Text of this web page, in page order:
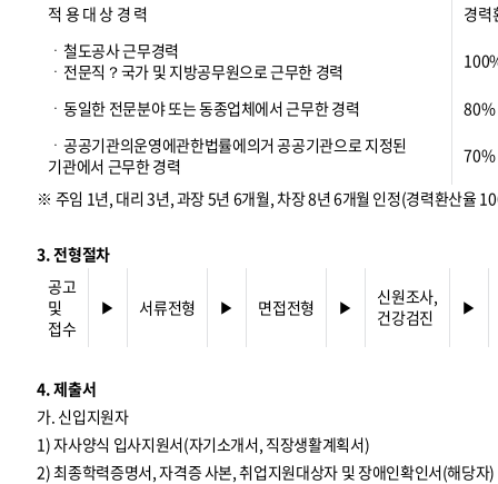
적 용 대 상 경 력
경력
ㆍ철도공사 근무경력
ㆍ전문직？국가 및 지방공무원으로 근무한 경력
ㆍ동일한 전문분야 또는 동종업체에서 근무한 경력
80%
ㆍ공공기관의운영에관한법률에의거 공공기관으로 지정된
기관에서 근무한 경력
70%
※ 주임 1년, 대리 3년, 과장 5년 6개월, 차장 8년 6개월 인정(경력환산율
3. 전형절차
공고
및
접수
▶ 서류전형 ▶ 면접전형 ▶
신원조사,
건강검진
▶
4. 제출서
가. 신입지원자
1) 자사양식 입사지원서(자기소개서, 직장생활계획서)
2) 최종학력증명서, 자격증 사본, 취업지원대상자 및 장애인확인서(해당자)